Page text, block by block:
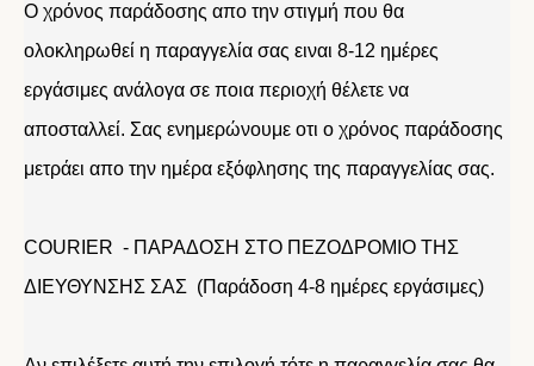
Ο χρόνος παράδοσης απο την στιγμή που θα
ολοκληρωθεί η παραγγελία σας ειναι 8-12 ημέρες
εργάσιμες ανάλογα σε ποια περιοχή θέλετε να
αποσταλλεί. Σας ενημερώνουμε οτι ο χρόνος παράδοσης
μετράει απο την ημέρα εξόφλησης της παραγγελίας σας.
COURIER - ΠΑΡΑΔΟΣΗ ΣΤΟ ΠΕΖΟΔΡΟΜΙΟ ΤΗΣ
ΔΙΕΥΘΥΝΣΗΣ ΣΑΣ (Παράδοση 4-8 ημέρες εργάσιμες)